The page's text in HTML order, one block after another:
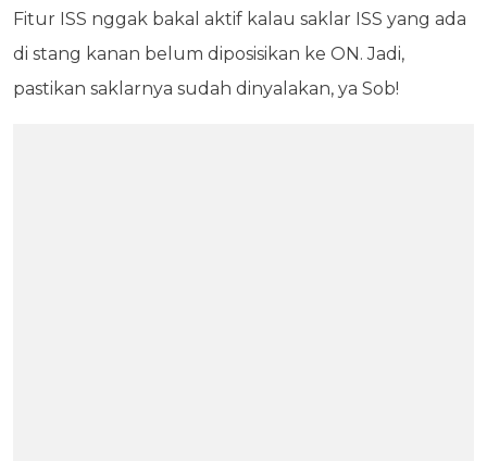
Fitur ISS nggak bakal aktif kalau saklar ISS yang ada
di stang kanan belum diposisikan ke ON. Jadi,
pastikan saklarnya sudah dinyalakan, ya Sob!